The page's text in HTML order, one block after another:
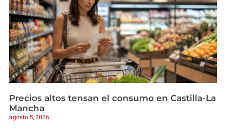
Precios altos tensan el consumo en Castilla-La
Mancha
agosto 5, 2026